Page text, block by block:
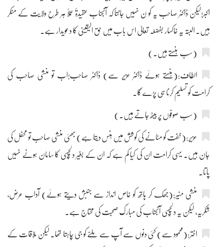
اکبر!لیکن ڈاکٹر صاحب یہ کو ن نہیں جانتا کہ آنجناب عقیدۃً عملاً ہر طرح ولایت کے منکر
ہیں۔ البتہ یہ خاکسار بفضلہ تعالیٰ اس باب میں حق الیقینی کا دعویدار ہے۔
(سب ہنستے ہیں۔)
الطاف:(ہنستے ہوئے ڈاکٹر عزیر سے) ڈاکٹر صاحب!اب تو منشی صاحب کی
کرامت کو تسلیم کرنا ہی پڑے گا۔
(سب صوفوں پر بیٹھ جاتے ہیں۔)
عزیر:(خفت کو مٹانے کی کوشش میں ہنس دیتا ہے) بھئی منشی صاحب تو محفل کی
جان ہیں۔ یہی کرامت ان کی کیا کم ہے کہ ان کے بغیر دلچسپی کا سامان ہونے نہیں
پاتا۔
منشی منیر:(جھک کر ہاتھ کو خاص انداز سے جنبش دیتے ہوئے) آداب عرض،
شکریہ، لیکن یہ دلچسپی آنجناب کی مبارک صحبت کی محتاج ہے۔
اختر:(محمود سے) کئی دنوں سے آپ سے ملنے کو جی چاہتا تھا۔ لیکن ملاقات کے